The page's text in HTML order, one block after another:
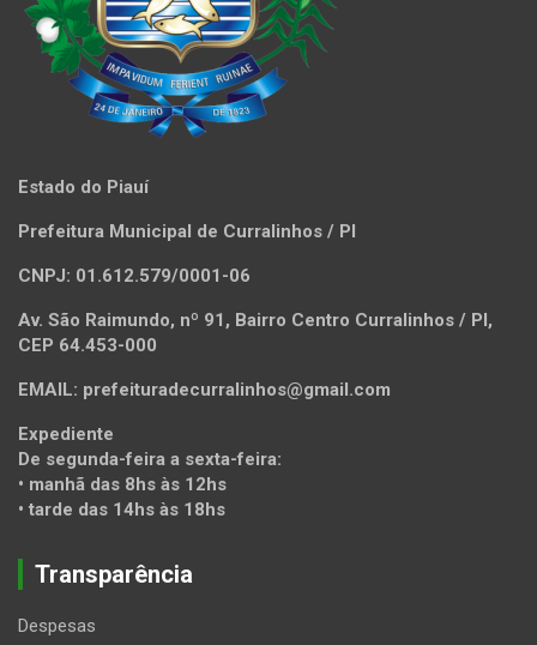
Estado do Piauí
Prefeitura Municipal de Curralinhos / PI
CNPJ: 01.612.579/0001-06
Av. São Raimundo, nº 91, Bairro Centro Curralinhos / PI,
CEP 64.453-000
EMAIL: prefeituradecurralinhos@gmail.com
Expediente
De segunda-feira a sexta-feira:
• manhã das 8hs às 12hs
• tarde das 14hs às 18hs
Transparência
Despesas